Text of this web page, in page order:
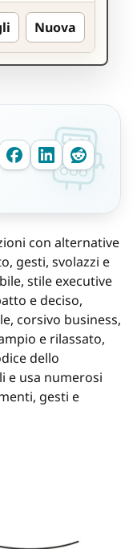
Nuova
con alternative
gesti, svolazzi e
stile executive
e deciso,
corsivo business,
e rilassato,
dello
e usa numerosi
gesti e